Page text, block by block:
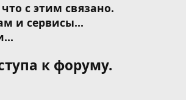
с этим связано.
и сервисы...
к форуму.